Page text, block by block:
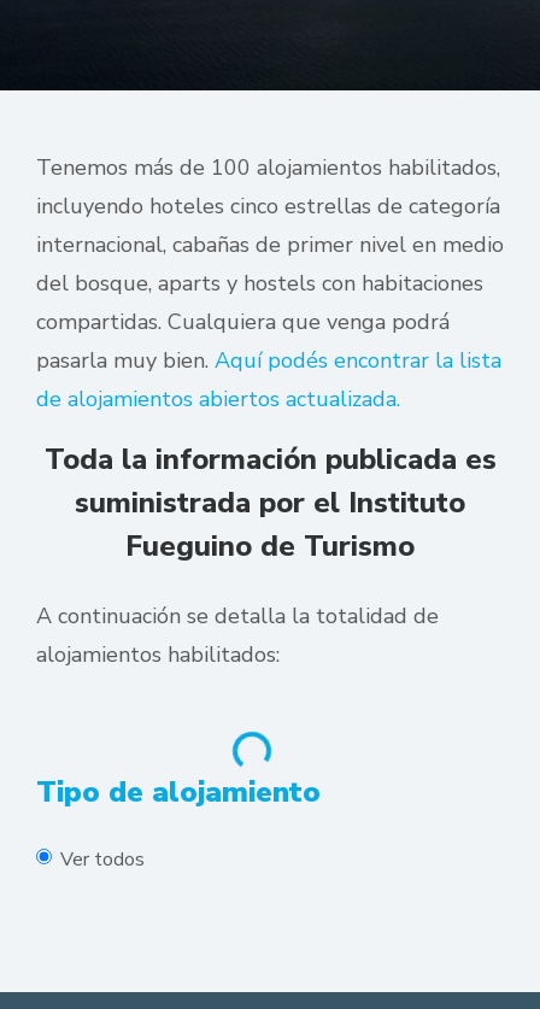
Tenemos más de 100 alojamientos habilitados,
incluyendo hoteles cinco estrellas de categoría
internacional, cabañas de primer nivel en medio
del bosque, aparts y hostels con habitaciones
compartidas. Cualquiera que venga podrá
pasarla muy bien. Aquí podés encontrar la lista
de alojamientos abiertos actualizada.
Toda la información publicada es
suministrada por el Instituto
Fueguino de Turismo
A continuación se detalla la totalidad de
alojamientos habilitados:
Loading...
Tipo de alojamiento
Ver todos